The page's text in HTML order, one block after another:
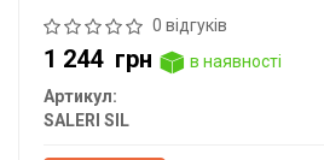
0 відгуків
1 244 грн
в наявності
Артикул:
SALERI SIL